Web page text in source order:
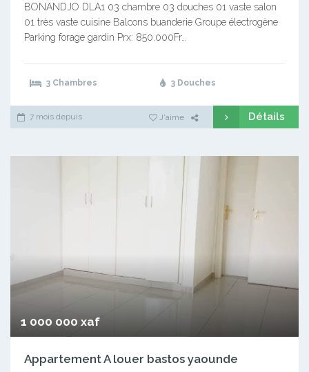
BONANDJO DLA1 03 chambre 03 douches 01 vaste salon
01 très vaste cuisine Balcons buanderie Groupe électrogène
Parking forage gardin Prx: 850.000Fr…
3 Chambres 3 Douches
7 mois depuis J'aime Détails
1 000 000 xaf
Appartement A louer bastos yaounde